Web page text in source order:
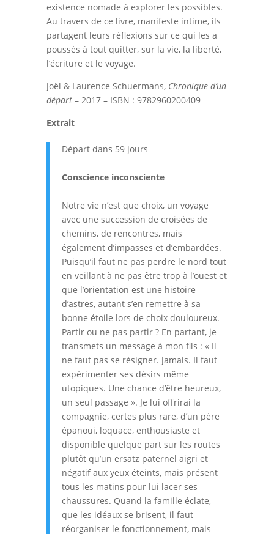
existence nomade à explorer les possibles.
Au travers de ce livre, manifeste intime, ils
partagent leurs réflexions sur ce qui les a
poussés à tout quitter, sur la vie, la liberté,
l’écriture et le voyage.
Joël & Laurence Schuermans, Chronique d’un
départ– 2017 – ISBN : 9782960200409
Extrait
Départ dans 59 jours
Conscience inconsciente
Notre vie n’est que choix, un voyage
avec une succession de croisées de
chemins, de rencontres, mais
également d’impasses et d’embardées.
Puisqu’il faut ne pas perdre le nord tout
en veillant à ne pas être trop à l’ouest et
que l’orientation est une histoire
d’astres, autant s’en remettre à sa
bonne étoile lors de choix douloureux.
Partir ou ne pas partir ? En partant, je
transmets un message à mon fils : « Il
ne faut pas se résigner. Jamais. Il faut
expérimenter ses désirs même
utopiques. Une chance d’être heureux,
un seul passage ». Je lui offrirai la
compagnie, certes plus rare, d’un père
épanoui, loquace, enthousiaste et
disponible quelque part sur les routes
plutôt qu’un ersatz paternel aigri et
négatif aux yeux éteints, mais présent
tous les matins pour lui lacer ses
chaussures. Quand la famille éclate,
que les idéaux se brisent, il faut
réorganiser le fonctionnement, mais